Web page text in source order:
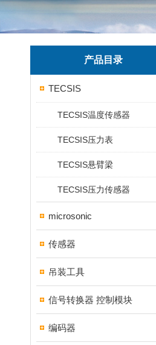
产品目录
TECSIS
TECSIS温度传感器
TECSIS压力表
TECSIS悬臂梁
TECSIS压力传感器
microsonic
传感器
吊装工具
信号转换器 控制模块
编码器